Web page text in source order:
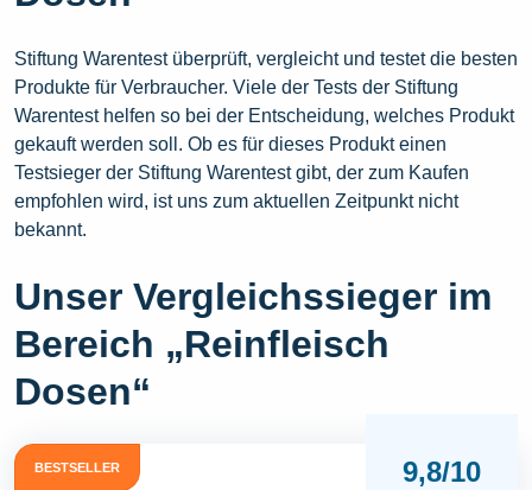
Stiftung Warentest überprüft, vergleicht und testet die besten
Produkte für Verbraucher. Viele der Tests der Stiftung
Warentest helfen so bei der Entscheidung, welches Produkt
gekauft werden soll. Ob es für dieses Produkt einen
Testsieger der Stiftung Warentest gibt, der zum Kaufen
empfohlen wird, ist uns zum aktuellen Zeitpunkt nicht
bekannt.
Unser Vergleichssieger im
Bereich „Reinfleisch
Dosen“
BESTSELLER 9,8/10